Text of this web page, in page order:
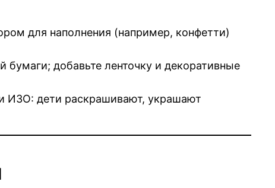
для наполнения (например, конфетти)
бумаги; добавьте ленточку и декоративные
и ИЗО: дети раскрашивают, украшают